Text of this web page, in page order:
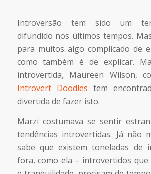
Introversão tem sido um
difundido nos últimos tempos.
para muitos algo complicado de
como também é de explicar.
introvertida, Maureen Wilson,
Introvert Doodles tem
divertida de fazer isto.
Marzi costumava se sentir
tendências introvertidas. Já não
sabe que existem toneladas de
fora, como ela – introvertidos que